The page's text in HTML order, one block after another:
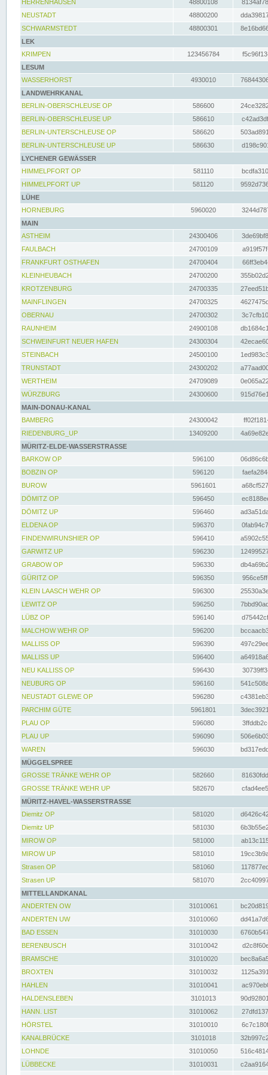
HERRENHAUSEN 48800108
NEUSTADT
48800200
SCHWARMSTEDT
48800301
LEK
KRIMPEN
123456784
LESUM
WASSERHORST
4930010
LANDWEHRKANAL
BERLIN-OBERSCHLEUSE OP
586600
BERLIN-OBERSCHLEUSE UP
586610
BERLIN-UNTERSCHLEUSE OP
586620
BERLIN-UNTERSCHLEUSE UP
586630
LYCHENER GEWÄSSER
HIMMELPFORT OP
581110
HIMMELPFORT UP
581120
LÜHE
HORNEBURG
5960020
MAIN
ASTHEIM
24300406
FAULBACH
24700109
FRANKFURT OSTHAFEN
24700404
KLEINHEUBACH
24700200
KROTZENBURG
24700335
MAINFLINGEN
24700325
OBERNAU
24700302
RAUNHEIM
24900108
SCHWEINFURT NEUER HAFEN
24300304
STEINBACH
24500100
TRUNSTADT
24300202
WERTHEIM
24709089
WÜRZBURG
24300600
MAIN-DONAU-KANAL
BAMBERG
24300042
RIEDENBURG_UP
13409200
MÜRITZ-ELDE-WASSERSTRASSE
BARKOW OP
596100
BOBZIN OP
596120
BUROW
5961601
DÖMITZ OP
596450
DÖMITZ UP
596460
ELDENA OP
596370
FINDENWIRUNSHIER OP
596410
GARWITZ UP
596230
GRABOW OP
596330
GÜRITZ OP
596350
KLEIN LAASCH WEHR OP
596300
LEWITZ OP
596250
LÜBZ OP
596140
MALCHOW WEHR OP
596200
MALLISS OP
596390
MALLISS UP
596400
NEU KALLISS OP
596430
NEUBURG OP
596160
NEUSTADT GLEWE OP
596280
PARCHIM GÜTE
5961801
PLAU OP
596080
PLAU UP
596090
WAREN
596030
MÜGGELSPREE
GROSSE TRÄNKE WEHR OP
582660
GROSSE TRÄNKE WEHR UP
582670
MÜRITZ-HAVEL-WASSERSTRASSE
Diemitz OP
581020
Diemitz UP
581030
MIROW OP
581000
MIROW UP
581010
Strasen OP
581060
Strasen UP
581070
MITTELLANDKANAL
ANDERTEN OW
31010061
ANDERTEN UW
31010060
BAD ESSEN
31010030
BERENBUSCH
31010042
BRAMSCHE
31010020
BROXTEN
31010032
HAHLEN
31010041
HALDENSLEBEN
3101013
HANN. LIST
31010062
HÖRSTEL
31010010
KANALBRÜCKE
3101018
LOHNDE
31010050
LÜBBECKE
31010031